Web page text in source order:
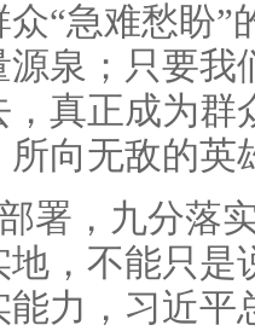
“急难愁盼”
泉；只要我
真正成为群
向无敌的英
署，九分落
，不能只是
能力，习近平